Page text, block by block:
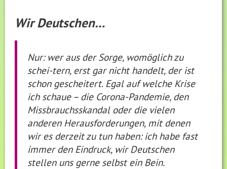
Wir Deutschen…
Nur: wer aus der Sorge, womöglich zu
schei-tern, erst gar nicht handelt, der ist
schon gescheitert. Egal auf welche Krise
ich schaue – die Corona-Pandemie, den
Missbrauchsskandal oder die vielen
anderen Herausforderungen, mit denen
wir es derzeit zu tun haben: ich habe fast
immer den Eindruck, wir Deutschen
stellen uns gerne selbst ein Bein.